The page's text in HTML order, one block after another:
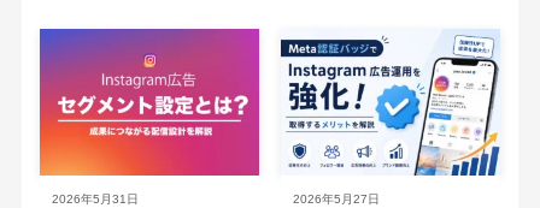
2026年5月31日 2026年5月27日